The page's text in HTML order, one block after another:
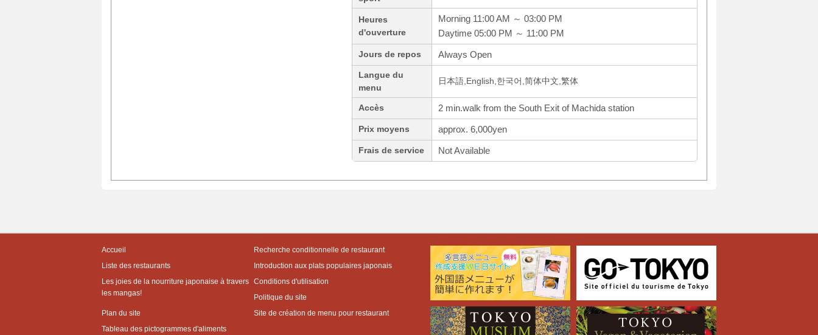
Heures
d'ouverture
Morning 11:00 AM ～ 03:00 PM
Daytime 05:00 PM ～ 11:00 PM
Jours de repos Always Open
Langue du
menu
日本語,English,한국어,简体中文,繁体
Accès 2 min.walk from the South Exit of Machida station
Prix moyens approx. 6,000yen
Frais de service Not Available
Accueil
Recherche conditionnelle de restaurant
Liste des restaurants
Introduction aux plats populaires japonais
Les joies de la nourriture japonaise à travers
les mangas!
Conditions d'utilisation
Politique du site
Plan du site
Site de création de menu pour restaurant
Tableau des pictogrammes d'aliments